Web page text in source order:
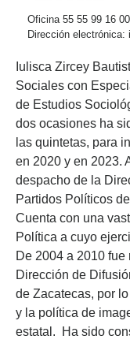
Oficina 55 55 99 16
Dirección
Iulisca Zircey
Sociales con
de Estudios
dos ocasiones ha
las quintetas, para
en 2020 y en 2023.
despacho de la
Partidos Políticos
Cuenta con una
Política a cuyo
De 2004 a 2010
Dirección de
de Zacatecas, por
y la política de
estatal. Ha sido